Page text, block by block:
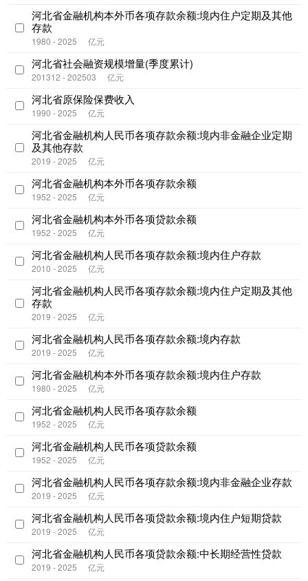
河北省金融机构本外币各项存款余额:境内住户定期及其他
存款
1980 - 2025 亿元
河北省社会融资规模增量(季度累计)
201312 - 202503 亿元
河北省原保险保费收入
1990 - 2025 亿元
河北省金融机构人民币各项存款余额:境内非金融企业定期
及其他存款
2019 - 2025 亿元
河北省金融机构本外币各项存款余额
1952 - 2025 亿元
河北省金融机构本外币各项贷款余额
1952 - 2025 亿元
河北省金融机构人民币各项存款余额:境内住户存款
2010 - 2025 亿元
河北省金融机构人民币各项存款余额:境内住户定期及其他
存款
2019 - 2025 亿元
河北省金融机构人民币各项存款余额:境内存款
2019 - 2025 亿元
河北省金融机构本外币各项存款余额:境内住户存款
1980 - 2025 亿元
河北省金融机构人民币各项存款余额
1952 - 2025 亿元
河北省金融机构人民币各项贷款余额
1952 - 2025 亿元
河北省金融机构人民币各项存款余额:境内非金融企业存款
2019 - 2025 亿元
河北省金融机构人民币各项贷款余额:境内住户短期贷款
2019 - 2025 亿元
河北省金融机构人民币各项贷款余额:中长期经营性贷款
2019 - 2025 亿元